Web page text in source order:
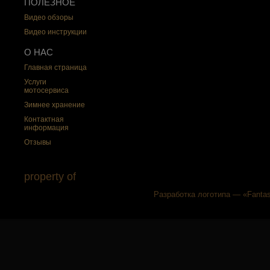
ПОЛЕЗНОЕ
Видео обзоры
Видео инструкции
О НАС
Главная страница
Услуги
мотосервиса
Зимнее хранение
Контактная
информация
Отзывы
property of
Разработка логотипа —